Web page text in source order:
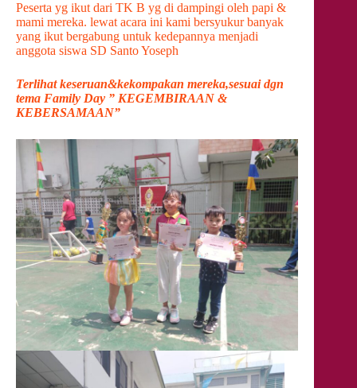
Peserta yg ikut dari TK B yg di dampingi oleh papi &
mami mereka. lewat acara ini kami bersyukur banyak
yang ikut bergabung untuk kedepannya menjadi
anggota siswa SD Santo Yoseph
Terlihat keseruan&kekompakan mereka,sesuai dgn
tema Family Day ” KEGEMBIRAAN &
KEBERSAMAAN”